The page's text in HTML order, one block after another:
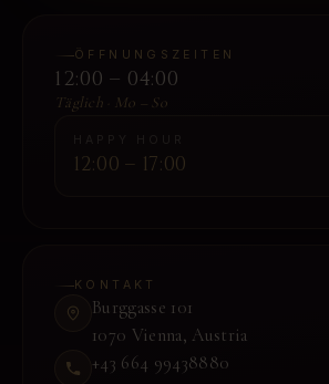
ÖFFNUNGSZEITEN
12:00 – 04:00
Täglich · Mo – So
12:00 – 17:00
KONTAKT
Burggasse 101
1070 Vienna, Austria
+43 664 99438880